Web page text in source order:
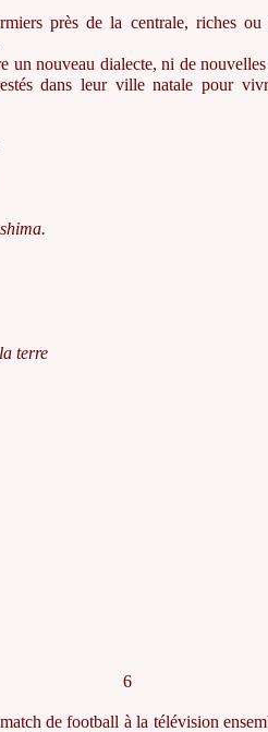
près de la centrale, riches
un nouveau dialecte, ni de
dans leur ville natale pour
terre
6
de football à la télévision